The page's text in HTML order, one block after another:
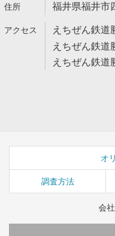
福井県福井市
えちぜん鉄道
えちぜん鉄道
えちぜん鉄道
オ
調査方法
会